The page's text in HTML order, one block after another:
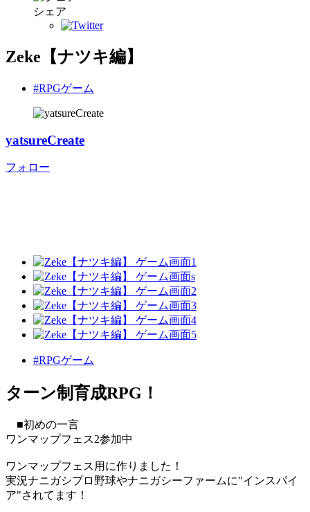
シェア
Zeke【ナツキ編】
#RPGゲーム
yatsureCreate
フォロー
#RPGゲーム
ターン制育成RPG！
■初めの一言
ワンマップフェス2参加中
ワンマップフェス用に作りました！
実況ナニガシプロ野球やナニガシーファームに"インスパイ
ア"されてます！